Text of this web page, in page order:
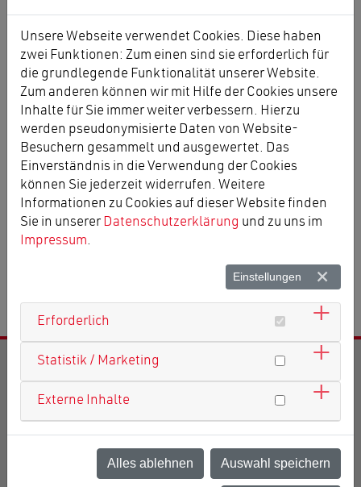
Antonius Apotheke Deggendorf
Oberer Stadtplatz 19
0991 / 99 89 12 3
antoniusapotheke.de
Unsere Webseite verwendet Cookies. Diese haben
zwei Funktionen: Zum einen sind sie erforderlich für
die grundlegende Funktionalität unserer Website.
Zum anderen können wir mit Hilfe der Cookies unsere
Inhalte für Sie immer weiter verbessern. Hierzu
werden pseudonymisierte Daten von Website-
Besuchern gesammelt und ausgewertet. Das
Einverständnis in die Verwendung der Cookies
können Sie jederzeit widerrufen. Weitere
Informationen zu Cookies auf dieser Website finden
Sie in unserer Datenschutzerklärung und zu uns im
Impressum.
Einstellungen
Erforderlich
Statistik / Marketing
Externe Inhalte
Alles ablehnen Auswahl speichern